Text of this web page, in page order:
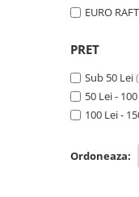
EURO RAFT
PRET
Sub 50 Lei
50 Lei -
100 Lei -
Ordoneaza: